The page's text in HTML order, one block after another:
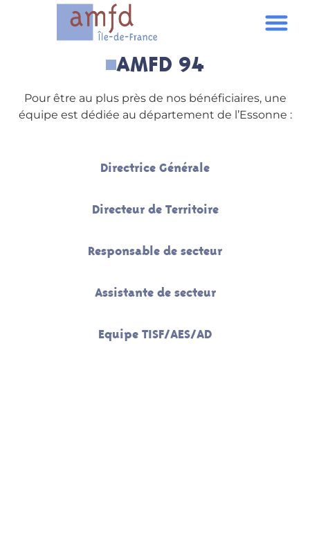
AMFD 94
Pour être au plus près de nos bénéficiaires, une
équipe est dédiée au département de l’Essonne :
Directrice Générale
Directeur de Territoire
Responsable de secteur
Assistante de secteur
Equipe TISF/AES/AD